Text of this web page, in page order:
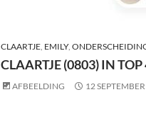
CLAARTJE, EMILY,
CLAARTJE (0803) IN
AFBEELDING 12